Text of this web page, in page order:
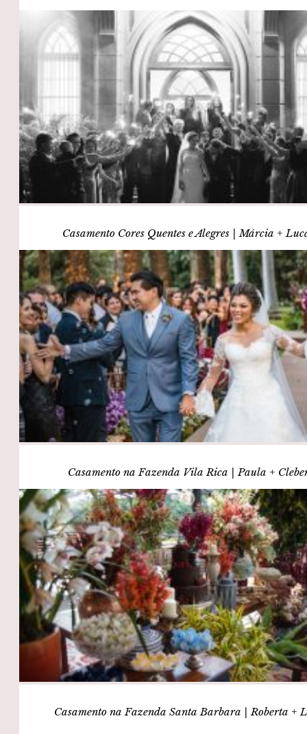
Casamento Cores Quentes e Alegres | Márcia +
Casamento na Fazenda Vila Rica | Paula +
Casamento na Fazenda Santa Barbara | Roberta +